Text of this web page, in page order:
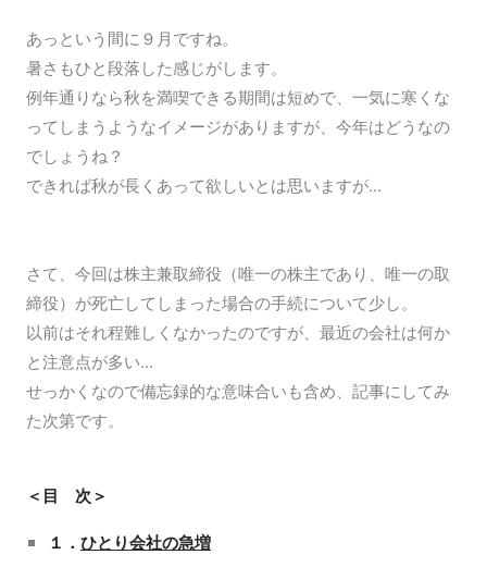
あっという間に９月ですね。
暑さもひと段落した感じがします。
例年通りなら秋を満喫できる期間は短めで、一気に寒くな
ってしまうようなイメージがありますが、今年はどうなの
でしょうね？
できれば秋が長くあって欲しいとは思いますが...
さて、今回は株主兼取締役（唯一の株主であり、唯一の取
締役）が死亡してしまった場合の手続について少し。
以前はそれ程難しくなかったのですが、最近の会社は何か
と注意点が多い...
せっかくなので備忘録的な意味合いも含め、記事にしてみ
た次第です。
＜目 次＞
１． ひとり会社の急増